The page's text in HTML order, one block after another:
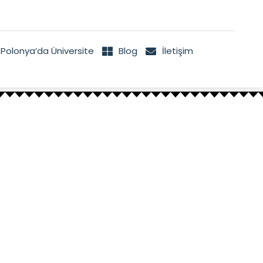
Polonya’da Üniversite Blog İletişim